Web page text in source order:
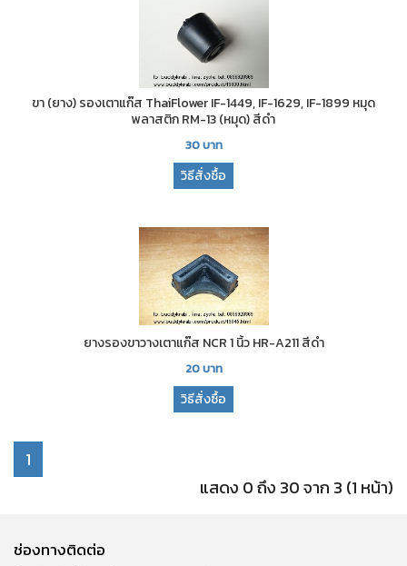
ขา (ยาง) รองเตาแก๊ส ThaiFlower IF-1449, IF-1629, IF-1899 หมุด
พลาสติก RM-13 (หมุด) สีดำ
30บาท
วิธีสั่งซื้อ
ยางรองขาวางเตาแก๊ส NCR 1 นิ้ว HR-A211 สีดำ
20บาท
วิธีสั่งซื้อ
1
แสดง 0 ถึง 30 จาก 3 (1 หน้า)
ช่องทางติดต่อ